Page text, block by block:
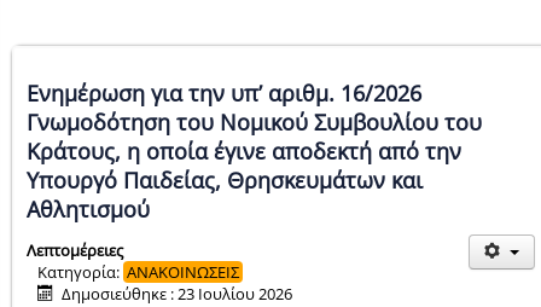
Ενημέρωση για την υπ’ αριθμ. 16/2026
Γνωμοδότηση του Νομικού Συμβουλίου του
Κράτους, η οποία έγινε αποδεκτή από την
Υπουργό Παιδείας, Θρησκευμάτων και
Αθλητισμού
Λεπτομέρειες
Κατηγορία: ΑΝΑΚΟΙΝΩΣΕΙΣ
Δημοσιεύθηκε : 23 Ιουλίου 2026